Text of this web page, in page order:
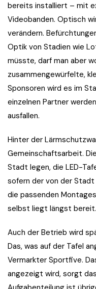
bereits installiert – mit
Videobanden. Optisch
verändern.
Optik von Stadien wie
müsste, darf man aber
zusammengewürfelte,
Sponsoren wird es im
einzelnen Partner
ausfallen.
Hinter der
Gemeinschaftsarbeit.
Stadt legen, die LED-
sofern der von der
die passenden
selbst liegt längst bereit.
Auch der Betrieb wird
Das, was auf der Tafel
Vermarkter Sportfive.
angezeigt wird, sorgt